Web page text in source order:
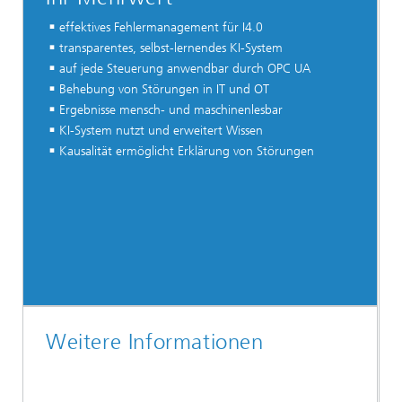
effektives Fehlermanagement für I4.0
transparentes, selbst-lernendes KI-System
auf jede Steuerung anwendbar durch OPC UA
Behebung von Störungen in IT und OT
Ergebnisse mensch- und maschinenlesbar
KI-System nutzt und erweitert Wissen
Kausalität ermöglicht Erklärung von Störungen
Weitere Informationen